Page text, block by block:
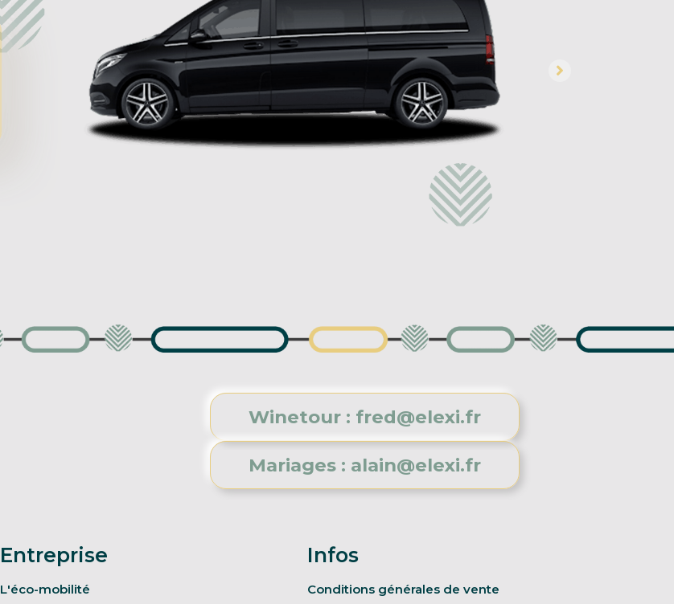
Winetour : fred@elexi.fr
Mariages : alain@elexi.fr
Entreprise
L'éco-mobilité
Infos
Conditions générales de vente